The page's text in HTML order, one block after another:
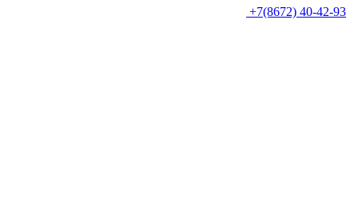
+7(8672) 40-42-93